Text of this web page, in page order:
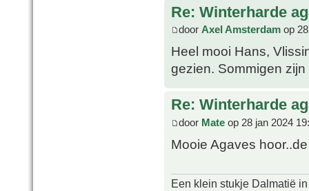
Re: Winterharde
door Axel Amsterdam op
Heel mooi Hans,
gezien. Sommigen
Re: Winterharde
door Mate op 28 jan 2024
Mooie Agaves
Een klein stukje Dalmatië